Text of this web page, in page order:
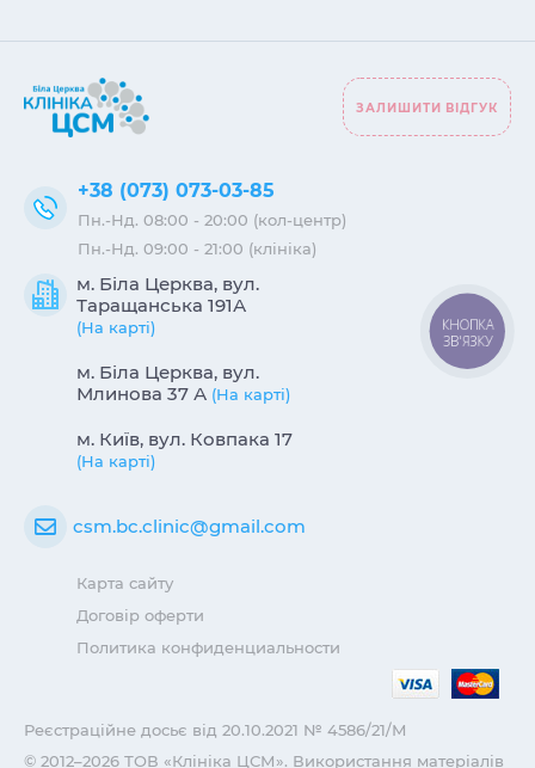
м. Біла Церква, вул.
Таращанська 191А
(На карті)
м. Біла Церква, вул.
Млинова 37 А (На карті)
м. Київ, вул. Ковпака 17
(На карті)
+38 (073) 073-03-85
Пн.-Нд. 08:00 - 20:00 (кол-центр)
Пн.-Нд. 09:00 - 21:00 (клініка)
csm.bc.clinic@gmail.com
Карта сайту
Договір оферти
Политика конфиденциальности
ЗАЛИШИТИ ВІДГУК
Реєстраційне досьє від 20.10.2021 № 4586/21/М
© 2012–2026 ТОВ «Клініка ЦСМ». Використання матеріалів
КНОПКА
ЗВ'ЯЗКУ